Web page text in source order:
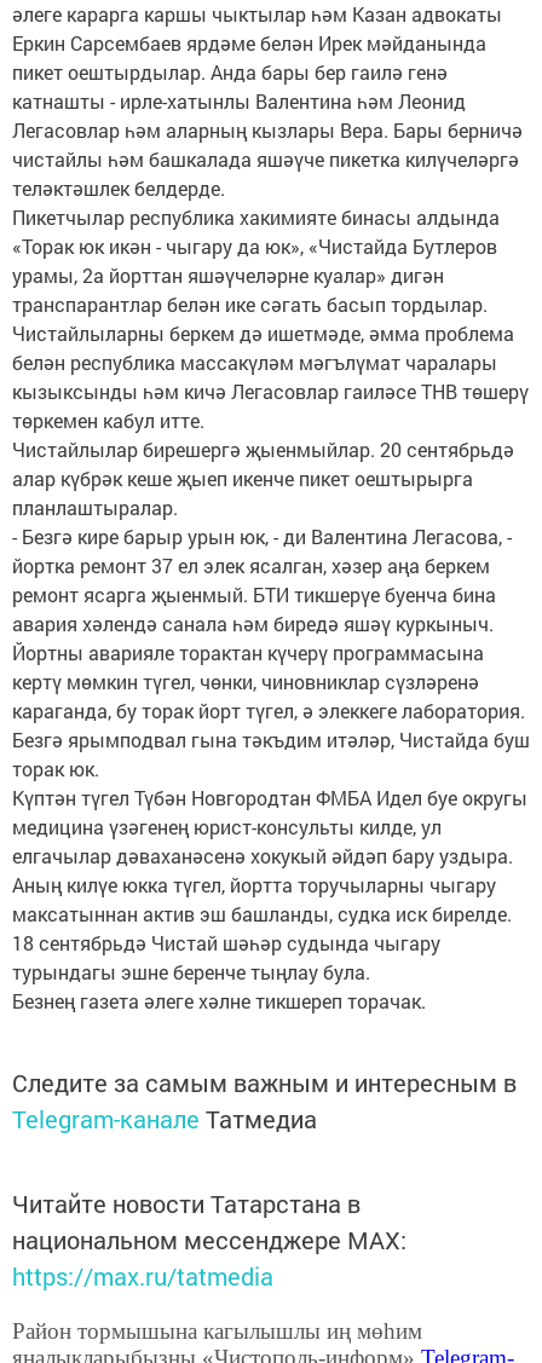
әлеге карарга каршы чыктылар һәм Казан адвокаты
Еркин Сарсембаев ярдәме белән Ирек мәйданында
пикет оештырдылар. Анда бары бер гаилә генә
катнашты - ирле-хатынлы Валентина һәм Леонид
Легасовлар һәм аларның кызлары Вера. Бары берничә
чистайлы һәм башкалада яшәүче пикетка килүчеләргә
теләктәшлек белдерде.
Пикетчылар республика хакимияте бинасы алдында
«Торак юк икән - чыгару да юк», «Чистайда Бутлеров
урамы, 2а йорттан яшәүчеләрне куалар» дигән
транспарантлар белән ике сәгать басып тордылар.
Чистайлыларны беркем дә ишетмәде, әмма проблема
белән республика массакүләм мәгълүмат чаралары
кызыксынды һәм кичә Легасовлар гаиләсе ТНВ төшерү
төркемен кабул итте.
Чистайлылар бирешергә җыенмыйлар. 20 сентябрьдә
алар күбрәк кеше җыеп икенче пикет оештырырга
планлаштыралар.
- Безгә кире барыр урын юк, - ди Валентина Легасова, -
йортка ремонт 37 ел элек ясалган, хәзер аңа беркем
ремонт ясарга җыенмый. БТИ тикшерүе буенча бина
авария хәлендә санала һәм биредә яшәү куркыныч.
Йортны аварияле торактан күчерү программасына
кертү мөмкин түгел, чөнки, чиновниклар сүзләренә
караганда, бу торак йорт түгел, ә элеккеге лаборатория.
Безгә ярымподвал гына тәкъдим итәләр, Чис­тайда буш
торак юк.
Күптән түгел Түбән Новгородтан ФМБА Идел буе округы
медицина үзәгенең юрист-консульты килде, ул
елгачылар дәваханәсенә хокукый әйдәп бару уздыра.
Аның килүе юкка түгел, йортта торучыларны чыгару
максатыннан актив эш башланды, судка иск бирелде.
18 сентябрьдә Чистай шәһәр судында чыгару
турындагы эшне беренче тыңлау була.
Безнең газета әлеге хәлне тикшереп торачак.
Следите за самым важным и интересным в
Telegram-канале Татмедиа
Читайте новости Татарстана в
национальном мессенджере MАХ:
https://max.ru/tatmedia
Район тормышына кагылышлы иң мөһим